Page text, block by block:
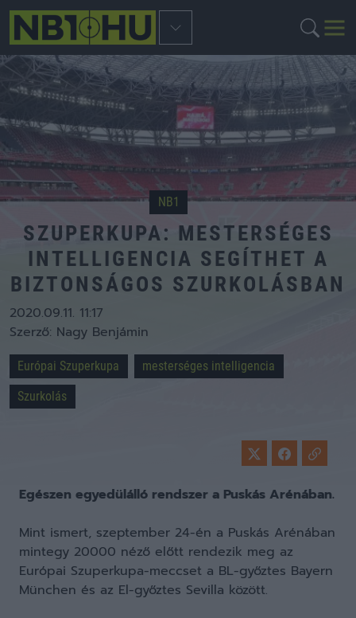
NB1
SZUPERKUPA: MESTERSÉGES
INTELLIGENCIA SEGÍTHET A
BIZTONSÁGOS SZURKOLÁSBAN
2020.09.11. 11:17
Szerző: Nagy Benjámin
Európai Szuperkupa
mesterséges intelligencia
Szurkolás
Egészen egyedülálló rendszer a Puskás Arénában.
Mint ismert, szeptember 24-én a Puskás Arénában
mintegy 20000 néző előtt rendezik meg az
Európai Szuperkupa-meccset a BL-győztes Bayern
München és az El-győztes Sevilla között.